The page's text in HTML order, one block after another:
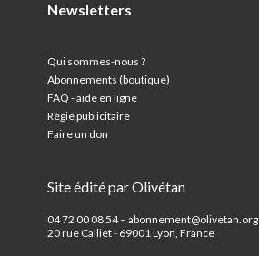
Newsletters
Qui sommes-nous ?
Abonnements (boutique)
FAQ - aide en ligne
Régie publicitaire
Faire un don
Site édité par Olivétan
04 72 00 08 54 – abonnement@olivetan.org
20 rue Calliet - 69001 Lyon, France